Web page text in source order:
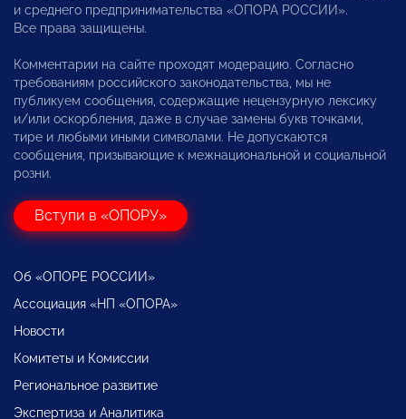
и среднего предпринимательства «ОПОРА РОССИИ».
Все права защищены.
Комментарии на сайте проходят модерацию. Согласно
требованиям российского законодательства, мы не
публикуем сообщения, содержащие нецензурную лексику
и/или оскорбления, даже в случае замены букв точками,
тире и любыми иными символами. Не допускаются
сообщения, призывающие к межнациональной и социальной
розни.
Вступи в «ОПОРУ»
Об «ОПОРЕ РОССИИ»
Ассоциация «НП «ОПОРА»
Новости
Комитеты и Комиссии
Региональное развитие
Экспертиза и Аналитика